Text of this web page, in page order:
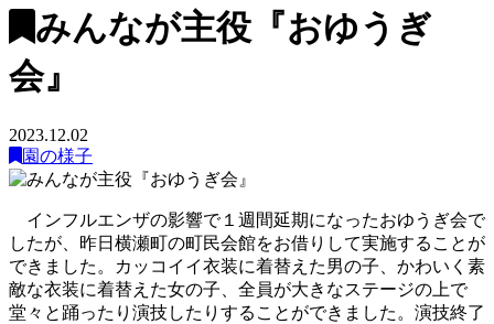
みんなが主役『おゆうぎ
会』
2023.12.02
園の様子
インフルエンザの影響で１週間延期になったおゆうぎ会で
したが、昨日横瀬町の町民会館をお借りして実施することが
できました。カッコイイ衣装に着替えた男の子、かわいく素
敵な衣装に着替えた女の子、全員が大きなステージの上で
堂々と踊ったり演技したりすることができました。演技終了